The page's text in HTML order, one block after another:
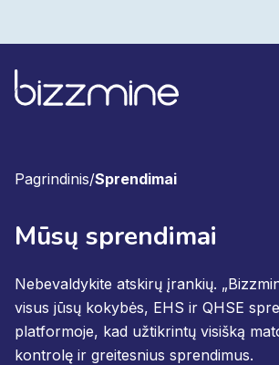
Pagrindinis/Sprendimai
Mūsų sprendimai
Nebevaldykite atskirų įrankių.
visus jūsų kokybės, EHS ir QHSE
platformoje, kad užtikrintų visišką
kontrolę ir greitesnius sprendimus.